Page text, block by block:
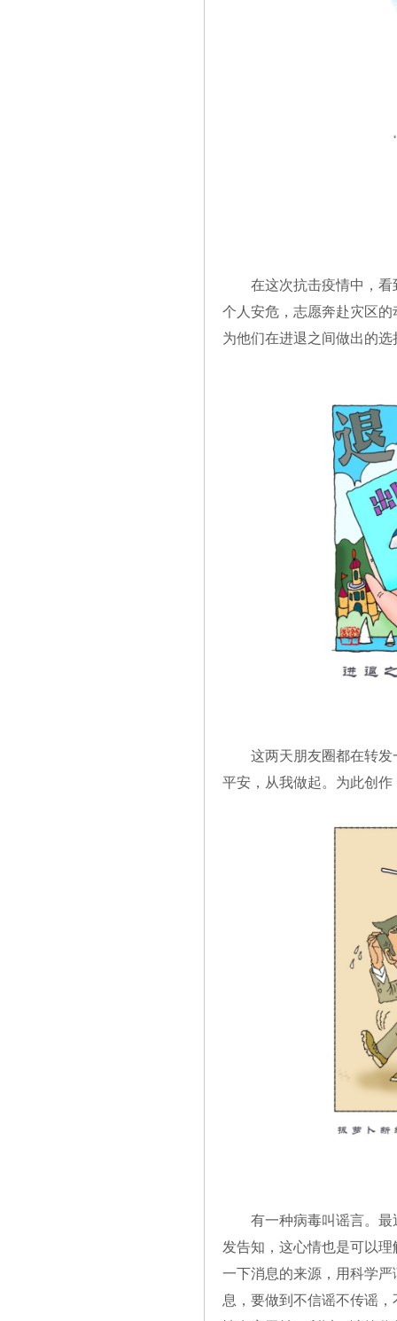
在这次抗击疫情中，
个人安危，志愿奔赴灾区
为他们在进退之间做出的
这两天朋友圈都在转
平安，从我做起。为此创
有一种病毒叫谣言。
发告知，这心情也是可以
一下消息的来源，用科学
息，要做到不信谣不传谣